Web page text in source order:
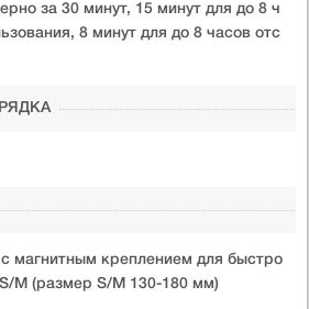
за 30 минут, 15 минут для до 8 ч
8 минут для до 8 часов отс
магнитным креплением для быстро
M (размер S/M 130-180 мм)